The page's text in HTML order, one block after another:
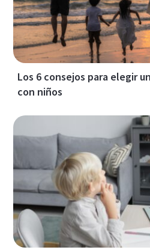
Los 6 consejos para elegir
con niños